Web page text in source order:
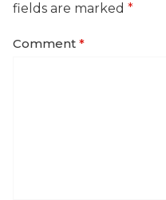
fields are marked *
Comment *